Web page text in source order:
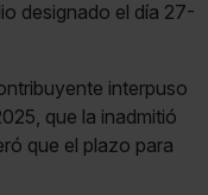
designado el día 27-
interpuso
que la inadmitió
que el plazo para